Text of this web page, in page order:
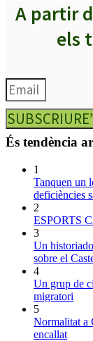
A partir
els
És tendència
1
Tanquen un
deficiències
2
ESPORTS
3
Un
sobre el
4
Un grup de
migratori
5
Normalitat a
encallat